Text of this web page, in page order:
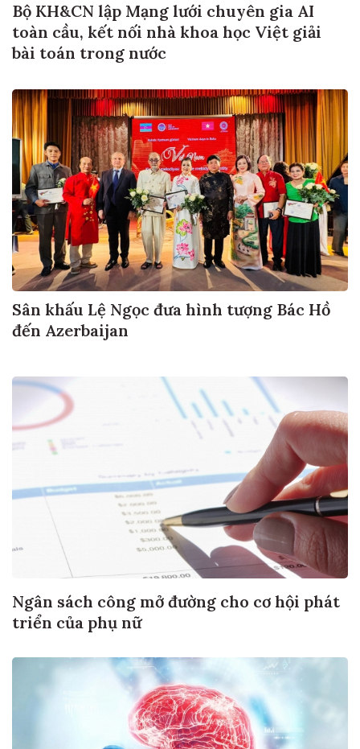
Bộ KH&CN lập Mạng lưới chuyên gia AI
toàn cầu, kết nối nhà khoa học Việt giải
bài toán trong nước
Sân khấu Lệ Ngọc đưa hình tượng Bác Hồ
đến Azerbaijan
Ngân sách công mở đường cho cơ hội phát
triển của phụ nữ